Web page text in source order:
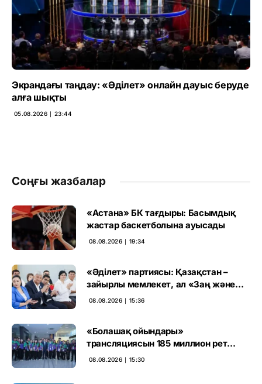
Экрандағы таңдау: «Әділет» онлайн дауыс беруде
алға шықты
05.08.2026 ∣ 23:44
Соңғы жазбалар
«Астана» БК тағдыры: Басымдық
жастар баскетболына ауысады
08.08.2026 ∣ 19:34
«Әділет» партиясы: Қазақстан –
зайырлы мемлекет, ал «Заң және
тәртіп» қағидаты баршаға міндетті
08.08.2026 ∣ 15:36
«Болашақ ойындары»
трансляциясын 185 миллион рет
көрген
08.08.2026 ∣ 15:30